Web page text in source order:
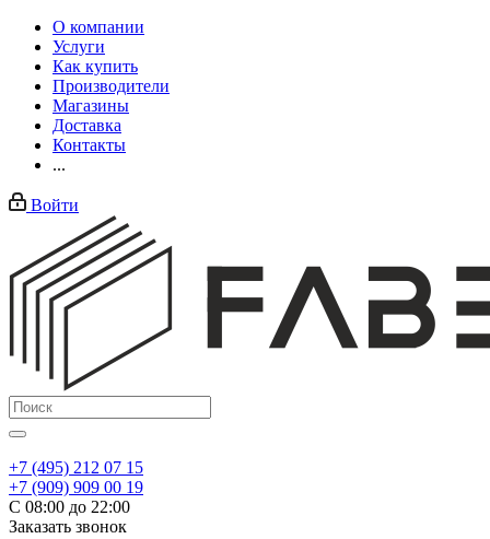
О компании
Услуги
Как купить
Производители
Магазины
Доставка
Контакты
...
Войти
+7 (495) 212 07 15
+7 (909) 909 00 19
С 08:00 до 22:00
Заказать звонок